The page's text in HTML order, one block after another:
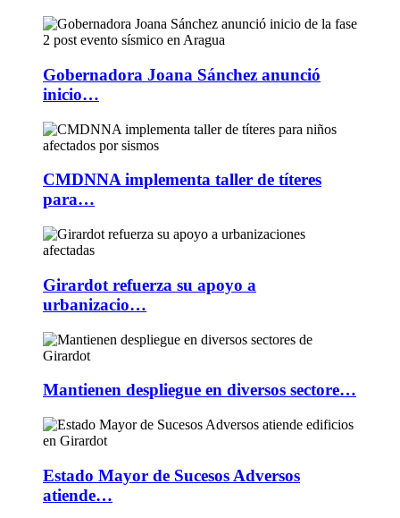
Gobernadora Joana Sánchez anunció
inicio…
CMDNNA implementa taller de títeres
para…
Girardot refuerza su apoyo a
urbanizacio…
Mantienen despliegue en diversos sectore…
Estado Mayor de Sucesos Adversos
atiende…